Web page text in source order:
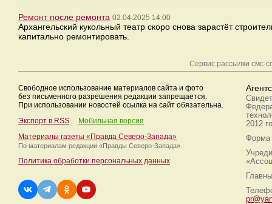
Ремонт после ремонта 02.04.2025 14:00
Архангельский кукольный театр скоро снова зарастёт
капитально ремонтировать.
Сервис рассылки смс-
Свободное использование материалов сайта и фото
без письменного разрешения редакции запрещается.
При использовании новостей ссылка на сайт обязательна.
Экспорт в RSS
Мобильная версия
Материалы газеты «Правда Северо-Запада»
По материалам редакции «Правды Северо-Запада».
Политика обработки персональных данных
2012
Форма